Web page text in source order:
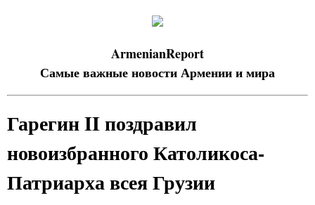
ArmenianReport
Самые важные новости Армении и мира
Гарегин II поздравил
новоизбранного Католикоса-
Патриарха всея Грузии